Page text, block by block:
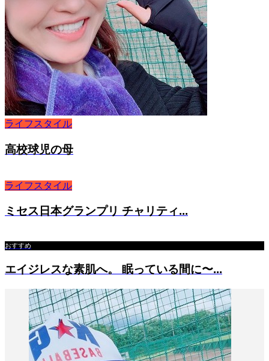
ライフスタイル
高校球児の母
ライフスタイル
ミセス日本グランプリ チャリティ...
おすすめ
エイジレスな素肌へ。 眠っている間に〜...